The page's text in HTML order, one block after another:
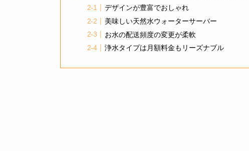
デザインが豊富でおしゃれ
美味しい天然水ウォーターサーバー
お水の配送頻度の変更が柔軟
浄水タイプは月額料金もリーズナブル